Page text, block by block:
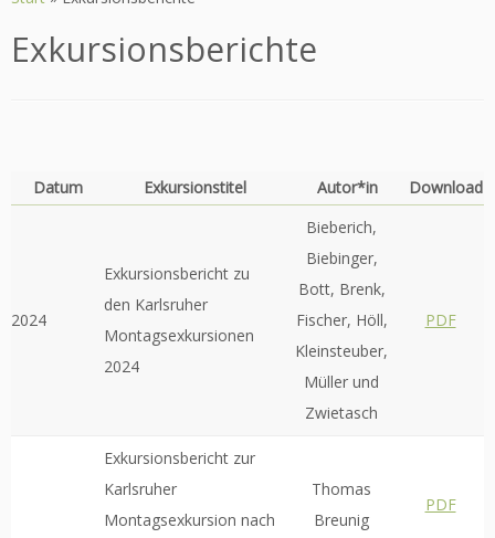
Exkursionsberichte
Datum Exkursionstitel Autor*in Download
2024
Exkursionsbericht zu
den Karlsruher
Montagsexkursionen
2024
Bieberich,
Biebinger,
Bott, Brenk,
Fischer, Höll,
Kleinsteuber,
Müller und
Zwietasch
PDF
Exkursionsbericht zur
Karlsruher
Montagsexkursion nach
Thomas
Breunig
PDF